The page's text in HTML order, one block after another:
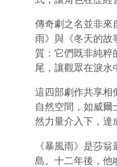
傳奇劇之名並非來
雨》與《冬天的故
質：它們既非純粹
尾，讓觀眾在淚水
這四部劇作共享相
自然空間，如威
然力量介入下，達
《暴風雨》是莎
島。十二年後，他